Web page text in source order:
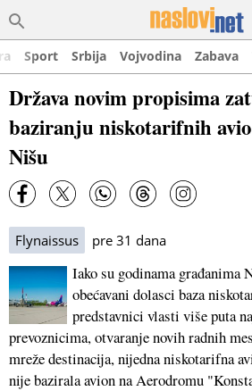
Sport Srbija Vojvodina Zabava
Država novim propisima
baziranju niskotarifnih
Nišu
Flynaissus pre 31 dana
Iako su godinama građanima
obećavani dolasci baza
predstavnici vlasti više puta
prevoznicima, otvaranje novih radnih
mreže destinacija, nijedna niskotarifna
nije bazirala avion na Aerodromu